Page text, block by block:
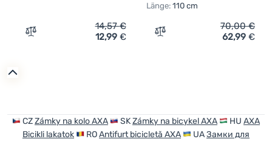
Zum Vergleich 'Fahrradschloss AXA Roll' hinzufügen
14,57€
12,99 €
Länge: 110 cm
Zum Vergleich
70,00€
62,99 €
CZZámky na kolo AXA SKZámky na bicykel AXA HU AXA
Bicikli lakatok
ROAntifurt bicicletă AXA UAЗамки для